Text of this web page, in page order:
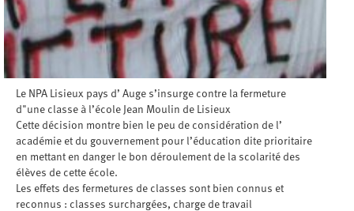
Le NPA Lisieux pays d’ Auge s’insurge contre la fermeture
d"une classe à l’école Jean Moulin de Lisieux
Cette décision montre bien le peu de considération de l’
académie et du gouvernement pour l’éducation dite prioritaire
en mettant en danger le bon déroulement de la scolarité des
élèves de cette école.
Les effets des fermetures de classes sont bien connus et
reconnus : classes surchargées, charge de travail